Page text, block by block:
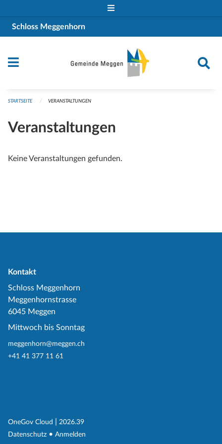
Schloss Meggenhorn
STARTSEITE VERANSTALTUNGEN
Veranstaltungen
Keine Veranstaltungen gefunden.
Kontakt
Schloss Meggenhorn
Meggenhornstrasse
6045 Meggen
Mittwoch bis Sonntag
meggenhorn@meggen.ch
+41 41 377 11 61
OneGov Cloud (External Link)
2026.39
Datenschutz (External Link)
Anmelden